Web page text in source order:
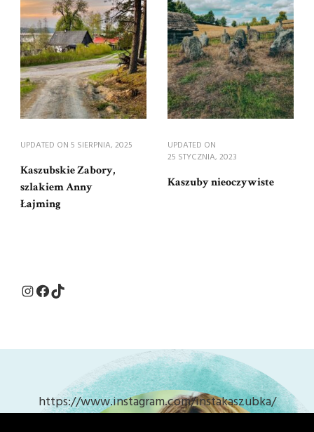
UPDATED ON 5 SIERPNIA, 2025
Kaszubskie Zabory,
szlakiem Anny
Łajming
UPDATED ON
25 STYCZNIA, 2023
Kaszuby nieoczywiste
Instagram Facebook TikTok
https://www.instagram.com/instakaszubka/